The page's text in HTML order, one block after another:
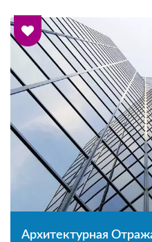
Архитектурная